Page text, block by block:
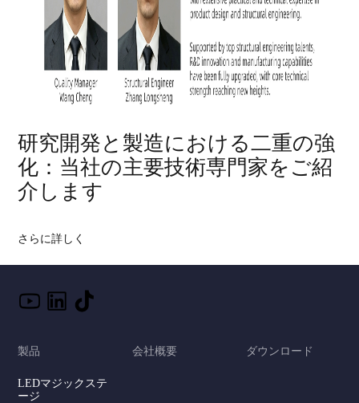
研究開発と製造における二重の強
化：当社の主要技術専門家をご紹
介します
さらに詳しく
製品
LEDマジックステ
ージ
会社概要 ダウンロード